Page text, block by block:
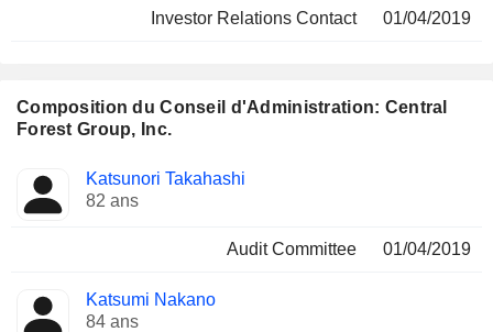
Investor Relations Contact 01/04/2019
Composition du Conseil d'Administration: Central
Forest Group, Inc.
Administrateur Comités
Katsunori Takahashi
82 ans
Audit Committee 01/04/2019
Katsumi Nakano
84 ans